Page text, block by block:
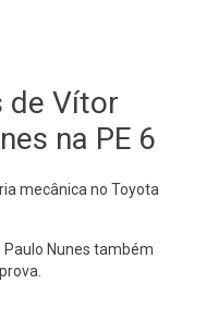
de Vítor
na PE 6
mecânica no Toyota
Paulo Nunes também